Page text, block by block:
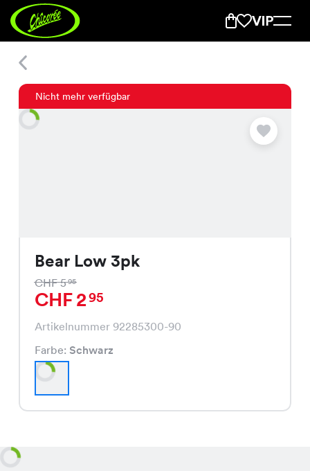
Nicht mehr verfügbar
Bear Low 3pk
CHF 595
CHF 295
Artikelnummer 92285300-90
Farbe:Schwarz